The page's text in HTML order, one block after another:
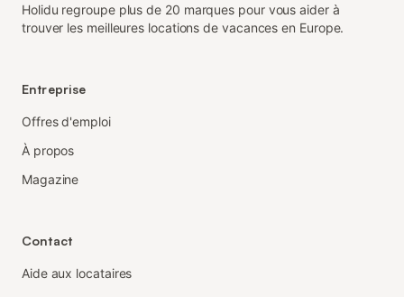
Holidu regroupe plus de 20 marques pour vous aider à
trouver les meilleures locations de vacances en Europe.
Entreprise
Offres d'emploi
À propos
Magazine
Contact
Aide aux locataires